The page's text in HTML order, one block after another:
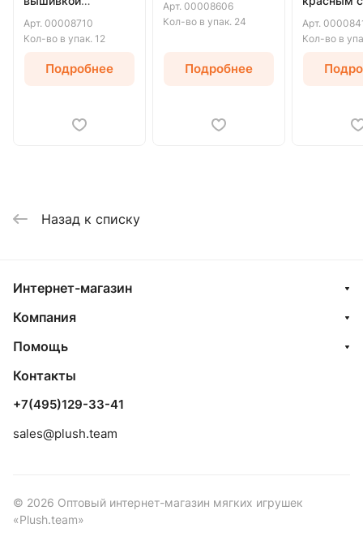
медведя, 11 см
Арт. 00008710
Кол-во в упак. 12
Подробнее
Арт. 00008606
Кол-во в упак. 24
Подробнее
11 см
Арт.
Кол-во в
Назад к списку
Интернет-магазин
Компания
Помощь
Контакты
+7(495)129-33-41
sales@plush.team
© 2026 Оптовый интернет-магазин мягких игрушек
«Plush.team»